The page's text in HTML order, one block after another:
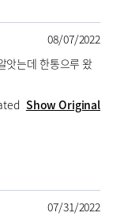
08/07/2022
앗는데 한통으루 왔
Show Original
07/31/2022